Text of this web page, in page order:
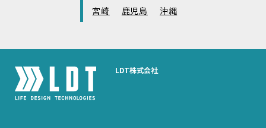
宮崎
鹿児島 沖縄
LDT株式会社